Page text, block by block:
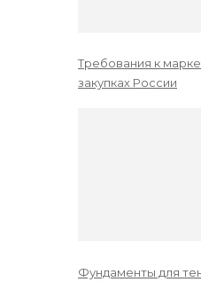
Требования к
закупках России
Фундаменты для